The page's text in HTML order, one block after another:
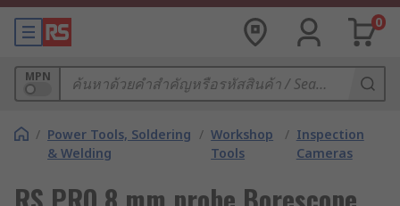
0
MPN
/ Power Tools, Soldering
& Welding
/ Workshop
Tools
/ Inspection
Cameras